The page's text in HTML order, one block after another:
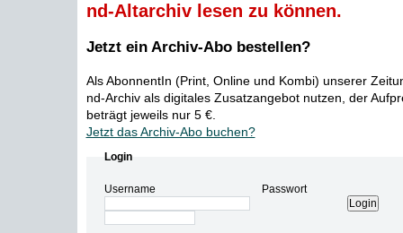
nd-Altarchiv lesen zu können.
Jetzt ein Archiv-Abo bestellen?
Als AbonnentIn (Print, Online und Kombi) unserer
nd-Archiv als digitales Zusatzangebot nutzen, der
beträgt jeweils nur 5 €.
Jetzt das Archiv-Abo buchen?
Login
Username Passwort